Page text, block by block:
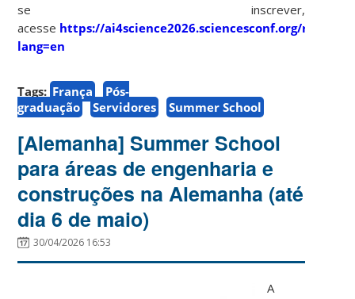
se inscrever,
acesse https://ai4science2026.sciencesconf.org/
lang=en
Tags: França
Pós-
graduação
Servidores Summer School
[Alemanha] Summer School
para áreas de engenharia e
construções na Alemanha (até
dia 6 de maio)
30/04/2026 16:53
A